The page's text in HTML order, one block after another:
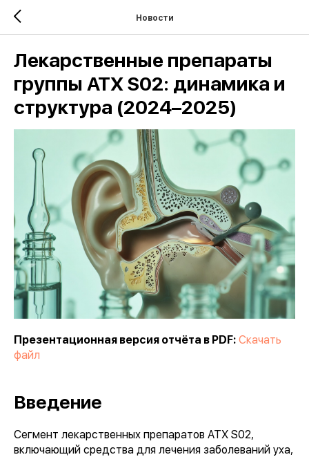
Новости
Лекарственные препараты
группы ATX S02: динамика и
структура (2024–2025)
Презентационная версия отчёта в PDF: Скачать
файл
Введение
Сегмент лекарственных препаратов АТХ S02,
включающий средства для лечения заболеваний уха,